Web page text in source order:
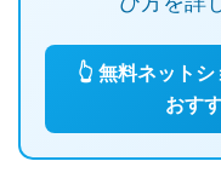
👆 無料ネット
おす